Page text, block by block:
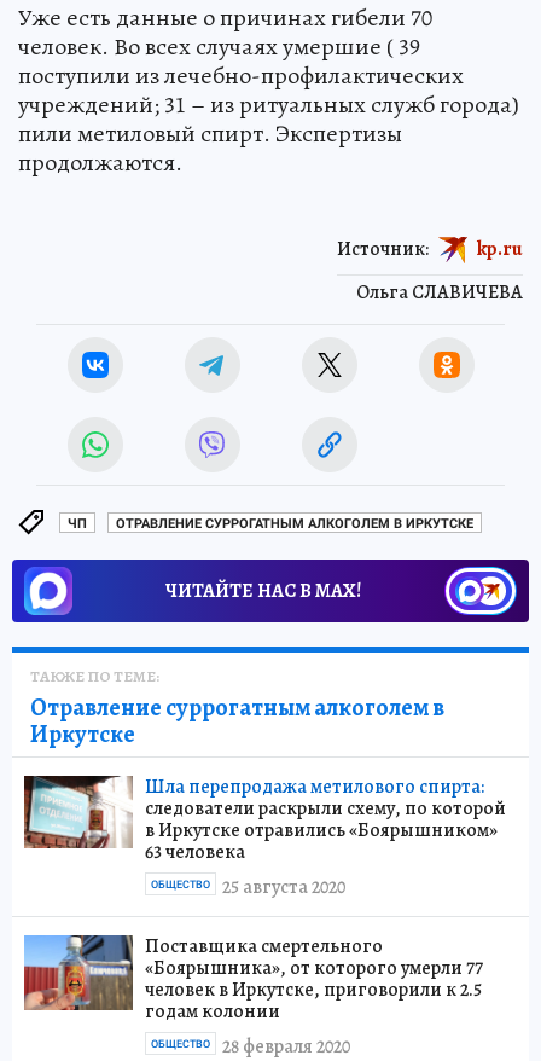
Уже есть данные о причинах гибели 70
человек. Во всех случаях умершие ( 39
поступили из лечебно-профилактических
учреждений; 31 – из ритуальных служб города)
пили метиловый спирт. Экспертизы
продолжаются.
Ольга СЛАВИЧЕВА
Источник: kp.ru
ЧП ОТРАВЛЕНИЕ СУРРОГАТНЫМ АЛКОГОЛЕМ В ИРКУТСКЕ
ЧИТАЙТЕ НАС В МАХ!
ТАКЖЕ ПО ТЕМЕ:
Отравление суррогатным алкоголем в
Иркутске
Шла перепродажа метилового спирта:
следователи раскрыли схему, по которой
в Иркутске отравились «Боярышником»
63 человека
25 августа 2020
ОБЩЕСТВО
Поставщика смертельного
«Боярышника», от которого умерли 77
человек в Иркутске, приговорили к 2.5
годам колонии
28 февраля 2020
ОБЩЕСТВО